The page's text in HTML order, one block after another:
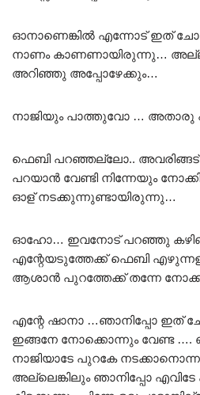
ഓനാണെങ്കിൽ എന്നോട് ഇത്
നാണം കാണണായിരുന്നു…
അറിഞ്ഞു അപ്പോഴേക്കും…
നാജിയും പാത്തുവോ … അതാരു
ഫെബി പറഞ്ഞല്ലോ..
പറയാൻ വേണ്ടി നിന്നേയും
ഓള് നടക്കുന്നുണ്ടായിരുന്നു…
ഓഹോ… ഇവനോട് പറഞ്ഞു
എന്റേയടുത്തേക്ക് ഫെബി
ആശാൻ പുറത്തേക്ക് തന്നേ
എന്റേ ഷാനാ …ഞാനിപ്പോ ഇത്
ഇങ്ങനേ നോക്കൊന്നും വേണ്ട ….
നാജിയാടേ പുറകേ
അല്ലെങ്കിലും ഞാനിപ്പോ